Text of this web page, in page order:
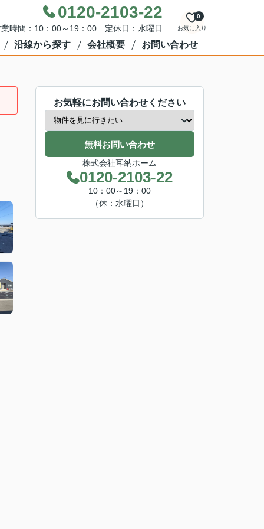
0120-2103-22
時間：10：00～19：00 定休日：水曜日 お気に入り
0
沿線から探す 会社概要 お問い合わせ
お気軽にお問い合わせください
無料お問い合わせ
株式会社耳納ホーム
0120-2103-22
10：00～19：00
（休：水曜日）